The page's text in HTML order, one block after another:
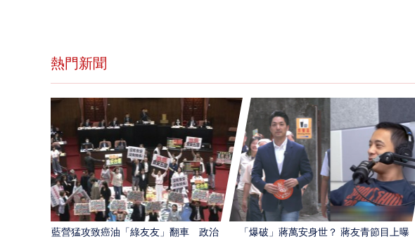
熱門新聞
藍營猛攻致癌油「綠友友」翻車 政治獻
「爆破」蔣萬安身世？ 蔣友青節目上曝：